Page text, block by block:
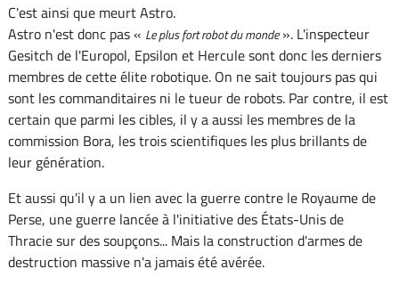
C'est ainsi que meurt Astro.
Astro n'est donc pas « Le plus fort robot du monde». L'inspecteur
Gesitch de l'Europol, Epsilon et Hercule sont donc les derniers
membres de cette élite robotique. On ne sait toujours pas qui
sont les commanditaires ni le tueur de robots. Par contre, il est
certain que parmi les cibles, il y a aussi les membres de la
commission Bora, les trois scientifiques les plus brillants de
leur génération.
Et aussi qu'il y a un lien avec la guerre contre le Royaume de
Perse, une guerre lancée à l'initiative des États-Unis de
Thracie sur des soupçons... Mais la construction d'armes de
destruction massive n'a jamais été avérée.